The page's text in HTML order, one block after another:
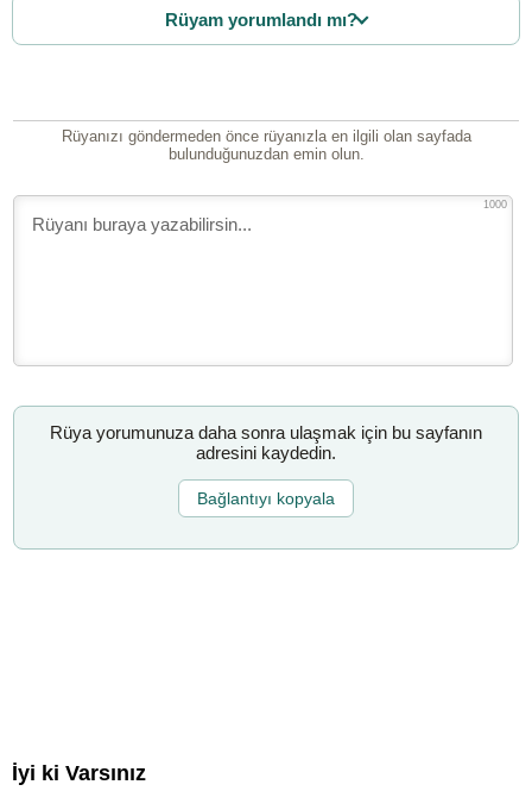
Rüyam yorumlandı mı?
Rüyanızı göndermeden önce rüyanızla en ilgili olan sayfada
bulunduğunuzdan emin olun.
1000
Rüya yorumunuza daha sonra ulaşmak için bu sayfanın
adresini kaydedin.
Bağlantıyı kopyala
İyi ki Varsınız